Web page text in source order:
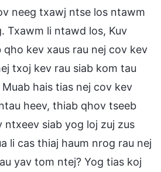
neeg txawj ntse los ntawm
Txawm li ntawd los, Kuv
qho kev xaus rau nej cov kev
txoj kev rau siab kom tau
hais tias nej cov kev
heev, thiab qhov tseeb
siab yog loj zuj zus
li cas thiaj haum nrog rau nej
yav tom ntej? Yog tias koj